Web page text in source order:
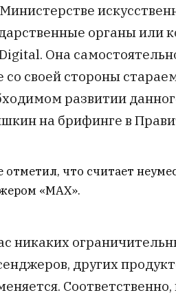
органы или
Она
со своей стороны
развитии
на брифинге в
отметил, что считает
«MAX».
никаких
других